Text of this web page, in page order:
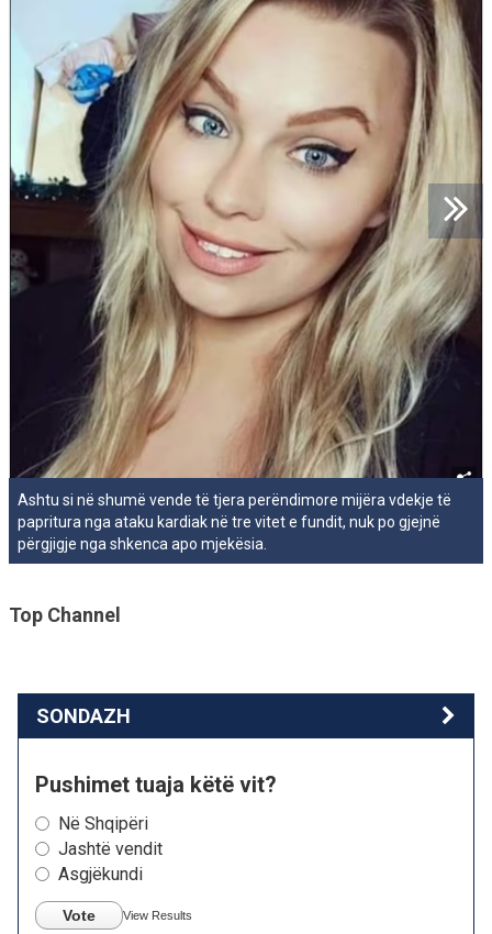
Ashtu si në shumë vende të tjera perëndimore mijëra vdekje të
papritura nga ataku kardiak në tre vitet e fundit, nuk po gjejnë
përgjigje nga shkenca apo mjekësia.
Top Channel
SONDAZH
Pushimet tuaja këtë vit?
Në Shqipëri
Jashtë vendit
Asgjëkundi
Vote View Results